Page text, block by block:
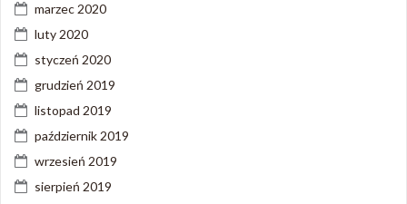
marzec 2020
luty 2020
styczeń 2020
grudzień 2019
listopad 2019
październik 2019
wrzesień 2019
sierpień 2019